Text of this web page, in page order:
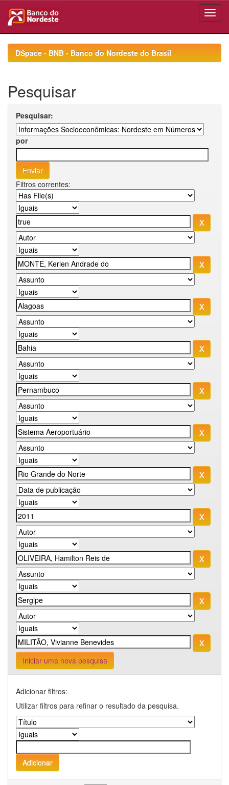
navigationDSpace - BNB - Banco do Nordeste do Brasil
Pesquisar
Pesquisar:
por
Filtros correntes:
Iniciar uma nova pesquisa
Adicionar filtros:
Utilizar filtros para refinar o resultado da pesquisa.